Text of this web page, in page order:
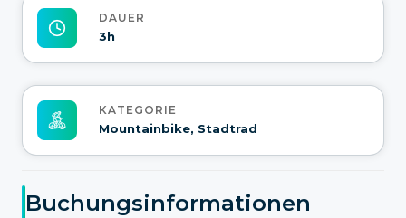
DAUER
3h
KATEGORIE
Mountainbike, Stadtrad
Buchungsinformationen